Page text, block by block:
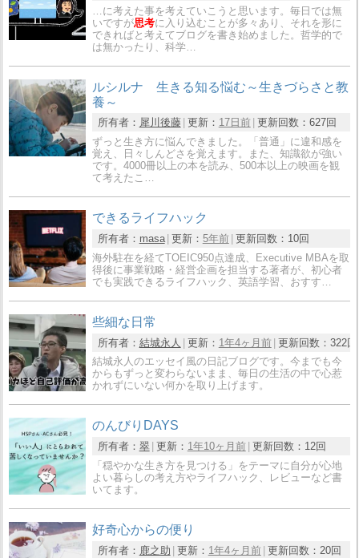
…に考えた事を考えていこうと思います。毎日では無
いですが思考に入り込むことが多々あり、それを形に
できればと考えてブログを書き始めました。哲学的で
は無かったり、科学…
ルシルナ 生きる知る悩む～生きづらさと教
養～
所有者： 犀川後藤 更新： 17日前 更新回数： 627回
ずっと生き方に悩んできました。「普通」に違和感を
覚え、日々しんどさを覚えます。また、知識欲が強い
です。4000冊以上の本を読み、500本以上の映画を観
て考えたこ…
できるライフハック
所有者： masa 更新： 5年前 更新回数： 10回
海外駐在を経てTOEIC950点達成、Executive MBAを取
得後に事業戦略・経営企画を担当する著者が、初心者
でも実践できるライフハック、英語学習、おすす…
些細な日常
所有者： 結城永人 更新： 1年4ヶ月前 更新回数： 322回
結城永人のエッセイ風の日記ブログです。今までも今
からもずっと変わらないまま、毎日の生活の中で心惹
かれずにいない何かを取り上げます。
のんびりDAYS
所有者： 翠 更新： 1年10ヶ月前 更新回数： 12回
「穏やかな生き方を見つける」をテーマに自分が心地
よい暮らしの考え方やライフハック、レビューなど書
いてます。
好奇心からの便り
所有者： 鹿之助 更新： 1年4ヶ月前 更新回数： 20回